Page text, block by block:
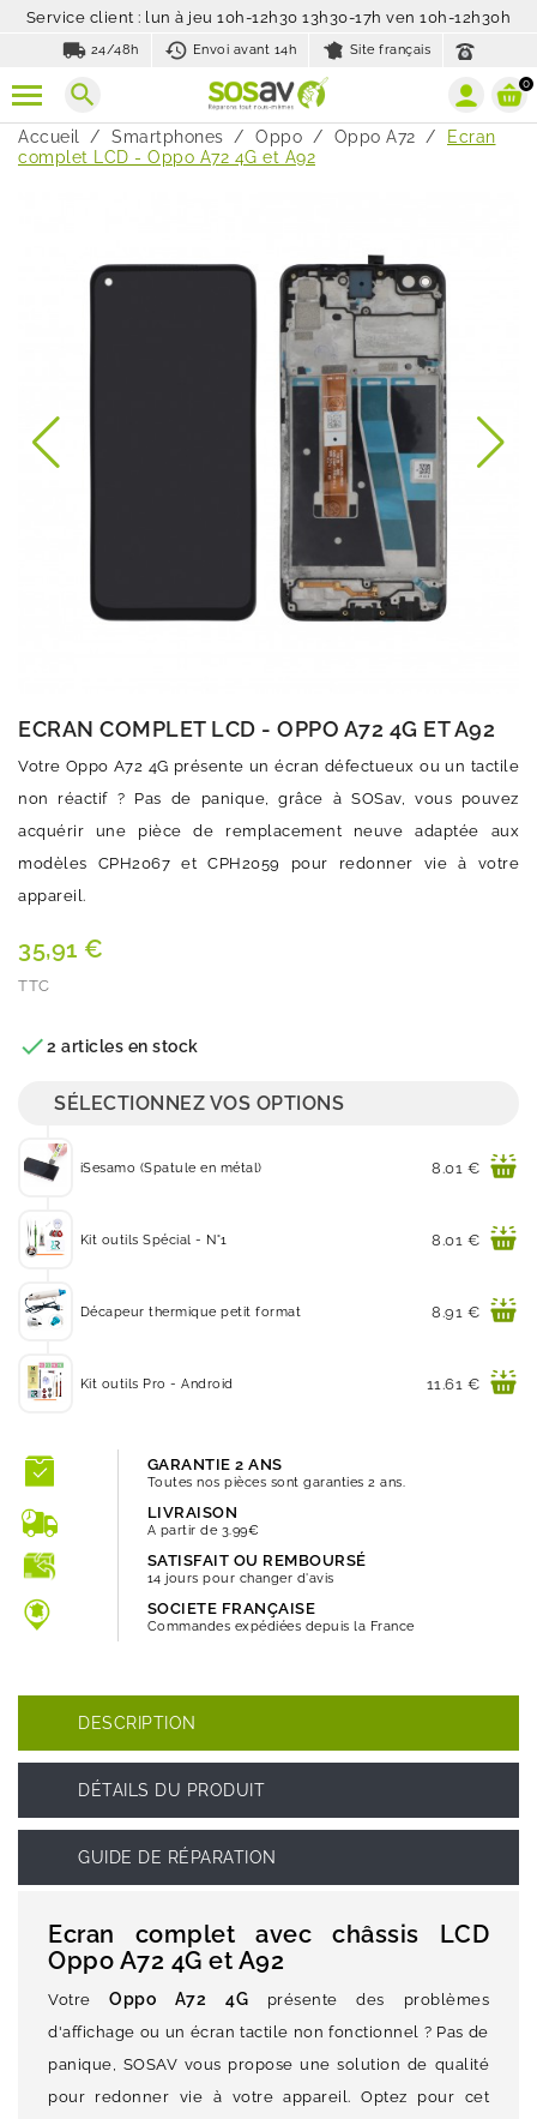
Service client : lun à jeu 10h-12h30 13h30-17h ven 10h-12h30h
local_shipping 24/48h history_toggle_off
Envoi avant 14h Site français
search 0
Accueil Smartphones Oppo Oppo A72
Ecran
complet LCD - Oppo A72 4G et A92
ECRAN COMPLET LCD - OPPO A72 4G ET A92
Votre Oppo A72 4G présente un écran défectueux ou un tactile
non réactif ? Pas de panique, grâce à SOSav, vous pouvez
acquérir une pièce de remplacement neuve adaptée aux
modèles CPH2067 et CPH2059 pour redonner vie à votre
appareil.
35,91 €
TTC
2 articles en stock
SÉLECTIONNEZ VOS OPTIONS
iSesamo (Spatule en métal) Prix
8.01 €
Kit outils Spécial - N°1 Prix
8.01 €
Décapeur thermique petit format Prix
8.91 €
Kit outils Pro - Android Prix
11.61 €
GARANTIE 2 ANS
Toutes nos pièces sont garanties 2 ans.
LIVRAISON
A partir de 3.99€
SATISFAIT OU REMBOURSÉ
14 jours pour changer d'avis
SOCIETE FRANÇAISE
Commandes expédiées depuis la France
DESCRIPTION
DÉTAILS DU PRODUIT
GUIDE DE RÉPARATION
Ecran complet avec châssis LCD
Oppo A72 4G et A92
VotreOppo A72 4G présente des problèmes
d'affichage ou un écran tactile non fonctionnel ? Pas de
panique, SOSAV vous propose une solution de qualité
pour redonner vie à votre appareil. Optez pour cet